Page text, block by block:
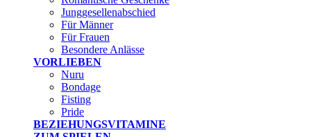
Junggesellenabschied
Für Männer
Für Frauen
Besondere Anlässe
VORLIEBEN
Nuru
Bondage
Fisting
Pride
BEZIEHUNGSVITAMINE